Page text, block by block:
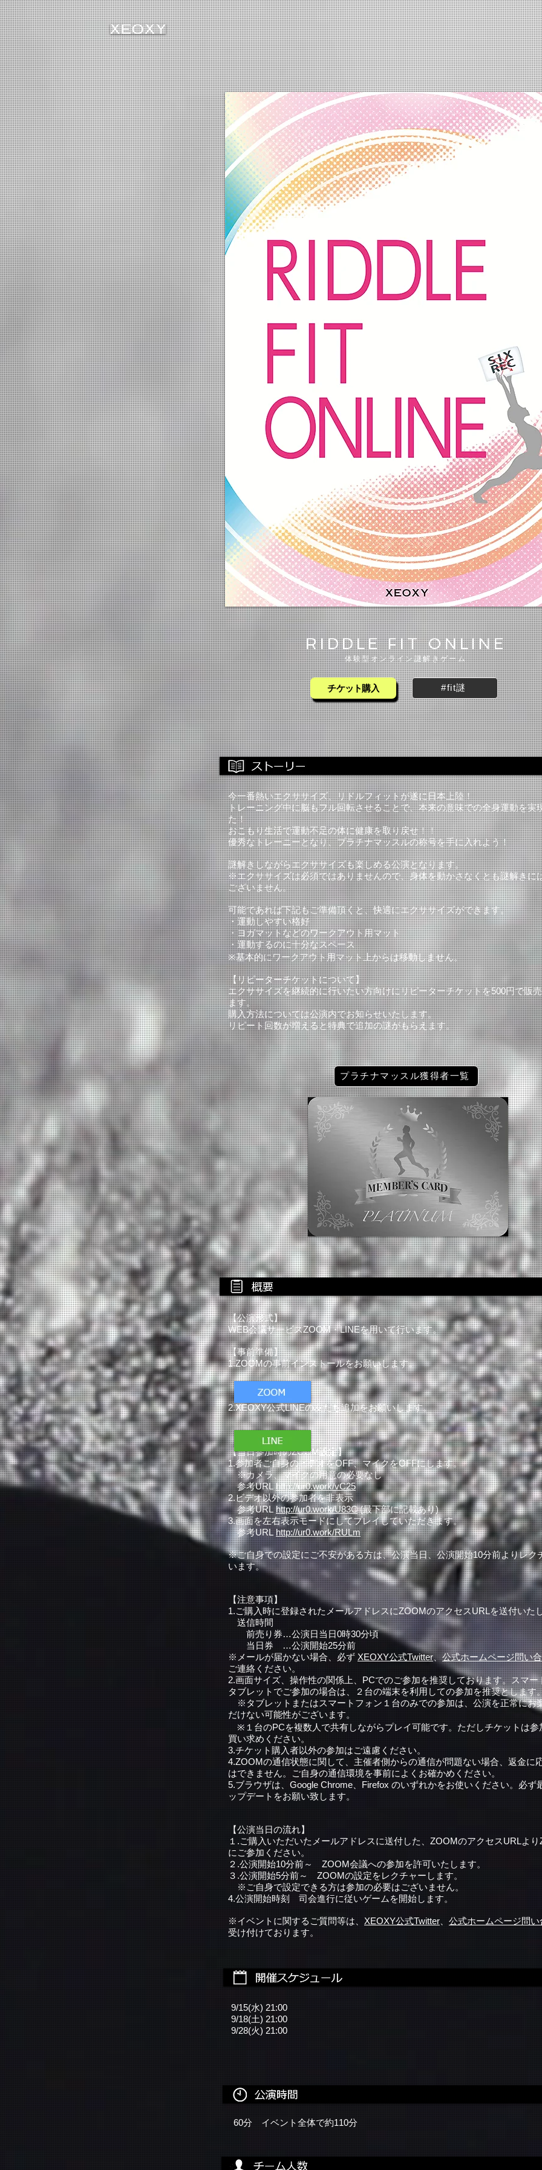
RIDDLE FIT ONLINE
​体験型オンライン謎解きゲーム
チケット購入 #fit謎
今一番熱いエクササイズ、リドルフィットが遂に日本上陸！
トレーニング中に脳もフル回転させることで、本来の意味での全身運動を実
た！
おこもり生活で運動不足の体に健康を取り戻せ！！
優秀なトレーニーとなり、プラチナマッスルの称号を手に入れよう！
謎解きしながらエクササイズも楽しめる公演となります。
※エクササイズは必須ではありませんので、身体を動かさなくとも謎解きに
ございません。
可能であれば下記もご準備頂くと、快適にエクササイズができます。
・運動しやすい格好
・ヨガマットなどのワークアウト用マット
・運動するのに十分なスペース
※基本的にワークアウト用マット上からは移動しません。
【リピーターチケットについて】
エクササイズを継続的に行いたい方向けにリピーターチケットを500円で販
ます。
購入方法については公演内でお知らせいたします。
リピート回数が増えると特典で追加の謎がもらえます。
プラチナマッスル獲得者一覧
【公演形式】
WEB会議サービスZOOM・LINEを用いて行います。
【事前準備】
1.ZOOMの事前インストールをお願いします。
2.XEOXY公式LINEの友だち追加をお願いします。
​
【当日参加時のZOOM設定】
1.参加者ご自身のビデオをOFF、マイクをOFFにします。
※カメラ、マイクの用意の必要なし
参考URLhttp://ur0.work/vC25
2.ビデオ以外の参加者を非表示
参考URLhttp://ur0.work/U83C(最下部に記載あり)
3.画面を左右表示モードにしてプレイしていただきます。
参考URLhttp://ur0.work/RULm
※ご自身での設定にご不安がある方は、公演当日、公演開始10分前よりレク
います。
【注意事項】
1.ご購入時に登録されたメールアドレスにZOOMのアクセスURLを送付いた
送信時間
前売り券…公演日当日0時30分頃
当日券 …公演開始25分前
※メールが届かない場合、必ず XEOXY公式Twitter、公式ホームページ問い
ご連絡ください。
2.画面サイズ、操作性の関係上、PCでのご参加を推奨しております。スマー
タブレットでご参加の場合は、２台の端末を利用しての参加を推奨とします
※タブレットまたはスマートフォン１台のみでの参加は、公演を正常にお
だけない可能性がございます。
※１台のPCを複数人で共有しながらプレイ可能です。ただしチケットは参
買い求めください。
3.チケット購入者以外の参加はご遠慮ください。
4.ZOOMの通信状態に関して、主催者側からの通信が問題ない場合、返金に
はできません。ご自身の通信環境を事前によくお確かめください。
5.ブラウザは、Google Chrome、Firefox のいずれかをお使いください。必ず
ップデートをお願い致します。
【公演当日の流れ】
１.ご購入いただいたメールアドレスに送付した、ZOOMのアクセスURLよ
にご参加ください。
２.公演開始10分前～ ZOOM会議への参加を許可いたします。
３.公演開始5分前～ ZOOMの設定をレクチャーします。
※ご自身で設定できる方は参加の必要はございません。
4.公演開始時刻 司会進行に従いゲームを開始します。
※イベントに関するご質問等は、 XEOXY公式Twitter
公式ホームページ問い
受け付けております。
9/15(水) 21:00
9/18(土) 21:00
9/28(火) 21:00
60分 イベント全体で約110分